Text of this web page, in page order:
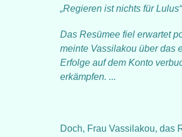
„Regieren ist nichts für
Das Resümee fiel erwartet
meinte Vassilakou über das
Erfolge auf dem Konto
erkämpfen. ...
Doch, Frau Vassilakou, das